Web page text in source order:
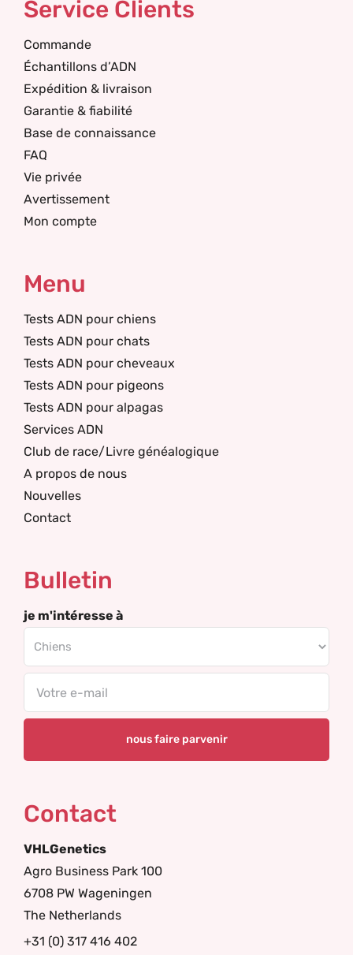
Service Clients
Commande
Échantillons d’ADN
Expédition & livraison
Garantie & fiabilité
Base de connaissance
FAQ
Vie privée
Avertissement
Mon compte
Menu
Tests ADN pour chiens
Tests ADN pour chats
Tests ADN pour cheveaux
Tests ADN pour pigeons
Tests ADN pour alpagas
Services ADN
Club de race/Livre généalogique
A propos de nous
Nouvelles
Contact
Bulletin
je m'intéresse à
Contact
VHLGenetics
Agro Business Park 100
6708 PW Wageningen
The Netherlands
+31 (0) 317 416 402